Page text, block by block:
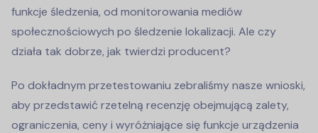
funkcje śledzenia, od monitorowania mediów
społecznościowych po śledzenie lokalizacji. Ale czy
działa tak dobrze, jak twierdzi producent?
Po dokładnym przetestowaniu zebraliśmy nasze wnioski,
aby przedstawić rzetelną recenzję obejmującą zalety,
ograniczenia, ceny i wyróżniające się funkcje urządzenia